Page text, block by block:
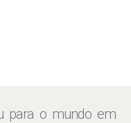
para o mundo em